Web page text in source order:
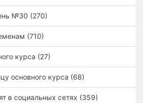
№30 (270)
(710)
курса (27)
основного курса (68)
в социальных сетях (359)